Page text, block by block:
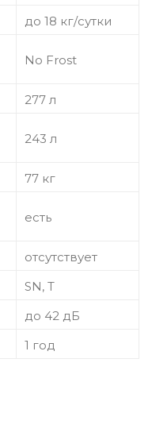
до 18 кг/cутки
No Frost
277 л
243 л
77 кг
есть
отсутствует
SN, T
до 42 дБ
1 год